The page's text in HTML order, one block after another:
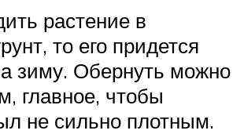
растение в
то его придется
зиму. Обернуть можно
главное, чтобы
не сильно плотным.